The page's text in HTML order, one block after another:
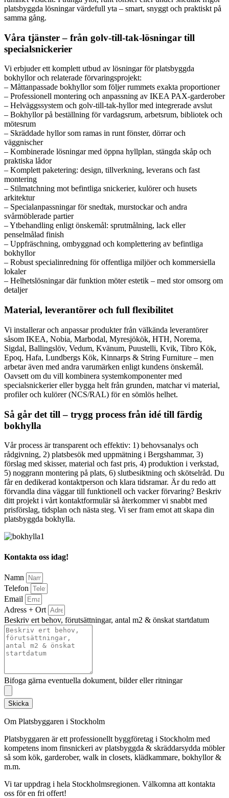
platsbyggda lösningar värdefull yta – smart, snyggt och praktiskt på
samma gång.
Våra tjänster – från golv-till-tak-lösningar till
specialsnickerier
Vi erbjuder ett komplett utbud av lösningar för platsbyggda
bokhyllor och relaterade förvaringsprojekt:
– Måttanpassade bokhyllor som följer rummets exakta proportioner
– Professionell montering och anpassning av IKEA PAX-garderober
– Helväggssystem och golv-till-tak-hyllor med integrerade avslut
– Bokhyllor på beställning för vardagsrum, arbetsrum, bibliotek och
mötesrum
– Skräddade hyllor som ramas in runt fönster, dörrar och
väggnischer
– Kombinerade lösningar med öppna hyllplan, stängda skåp och
praktiska lådor
– Komplett paketering: design, tillverkning, leverans och fast
montering
– Stilmatchning mot befintliga snickerier, kulörer och husets
arkitektur
– Specialanpassningar för snedtak, murstockar och andra
svårmöblerade partier
– Ytbehandling enligt önskemål: sprutmålning, lack eller
penselmålad finish
– Uppfräschning, ombyggnad och komplettering av befintliga
bokhyllor
– Robust specialinredning för offentliga miljöer och kommersiella
lokaler
– Helhetslösningar där funktion möter estetik – med stor omsorg om
detaljer
Material, leverantörer och full flexibilitet
Vi installerar och anpassar produkter från välkända leverantörer
såsom IKEA, Nobia, Marbodal, Myresjökök, HTH, Norema,
Sigdal, Ballingslöv, Vedum, Kvänum, Puustelli, Kvik, Tibro Kök,
Epoq, Hafa, Lundbergs Kök, Kinnarps & String Furniture – men
arbetar även med andra varumärken enligt kundens önskemål.
Oavsett om du vill kombinera systemkomponenter med
specialsnickerier eller bygga helt från grunden, matchar vi material,
profiler och kulörer (NCS/RAL) för en sömlös helhet.
Så går det till – trygg process från idé till färdig
bokhylla
Vår process är transparent och effektiv: 1) behovsanalys och
rådgivning, 2) platsbesök med uppmätning i Bergshammar, 3)
förslag med skisser, material och fast pris, 4) produktion i verkstad,
5) noggrann montering på plats, 6) slutbesiktning och skötselråd. Du
får en dedikerad kontaktperson och klara tidsramar. Är du redo att
förvandla dina väggar till funktionell och vacker förvaring? Beskriv
ditt projekt i vårt kontaktformulär så återkommer vi snabbt med
prisförslag, tidsplan och nästa steg. Vi ser fram emot att skapa din
platsbyggda bokhylla.
Kontakta oss idag!
Namn
Telefon
Email
Adress + Ort
Beskriv ert behov, förutsättningar, antal m2 & önskat startdatum
Bifoga gärna eventuella dokument, bilder eller ritningar
Skicka
Om Platsbyggaren i Stockholm
Platsbyggaren är ett professionellt byggföretag i Stockholm med
kompetens inom finsnickeri av platsbyggda & skräddarsydda möbler
så som kök, garderober, walk in closets, klädkammare, bokhyllor &
m.m.
Vi tar uppdrag i hela Stockholmsregionen. Välkomna att kontakta
oss för en fri offert!